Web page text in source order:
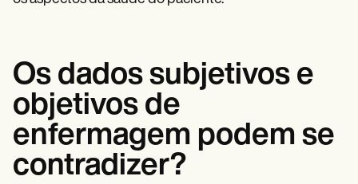
Os dados subjetivos e
objetivos de
enfermagem podem se
contradizer?